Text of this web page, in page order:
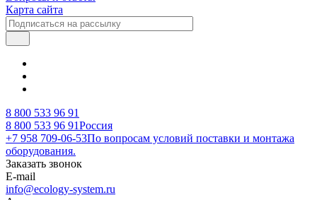
Карта сайта
8 800 533 96 91
8 800 533 96 91Россия
+7 958 709-06-53По вопросам условий поставки и монтажа
оборудования.
Заказать звонок
E-mail
info@ecology-system.ru